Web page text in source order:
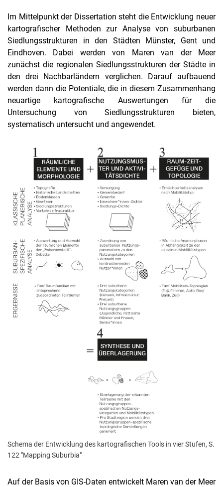
Im Mittelpunkt der Dissertation steht die Entwicklung neuer
kartografischer Methoden zur Analyse von suburbanen
Siedlungsstrukturen in den Städten Münster, Gent und
Eindhoven. Dabei werden von Maren van der Meer
zunächst die regionalen Siedlungsstrukturen der Städte in
den drei Nachbarländern verglichen. Darauf aufbauend
werden dann die Potentiale, die in diesem Zusammenhang
neuartige kartografische Auswertungen für die
Untersuchung von Siedlungsstrukturen bieten,
systematisch untersucht und angewendet.
Schema der Entwicklung des kartografischen Tools in vier Stufen, S.
122 "Mapping Suburbia"
Auf der Basis von GIS-Daten entwickelt Maren van der Meer